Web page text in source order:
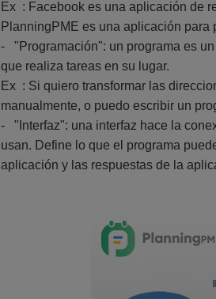
Ex : Facebook es una aplicación de
PlanningPME es una aplicación para
- "Programación": un programa es
que realiza tareas en su lugar.
Ex : Si quiero transformar las
manualmente, o puedo escribir un
- "Interfaz": una interfaz hace la
usan. Define lo que el programa
aplicación y las respuestas de la